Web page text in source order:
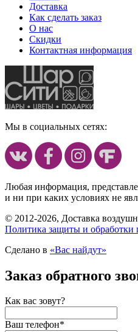
Доставка
Как сделать заказ
О нас
Скидки
Контактная информация
Мы в социальных сетях:
Любая информация,
и ни при каких условиях не
© 2012-2026, Доставка
Политика защиты и обработки
Сделано в «Вас найдут»
Заказ обратного
Как вас зовут?
Ваш телефон*